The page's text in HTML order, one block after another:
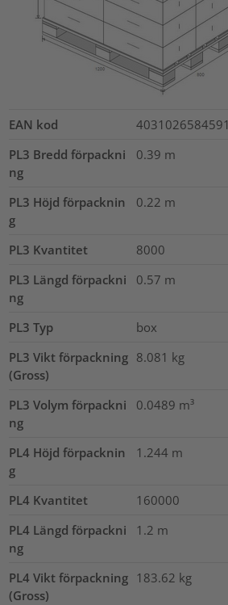
EAN kod
4031026584591
PL3 Bredd förpackni
ng
0.39 m
PL3 Höjd förpacknin
g
0.22 m
PL3 Kvantitet
8000
PL3 Längd förpackni
ng
0.57 m
PL3 Typ
box
PL3 Vikt förpackning
(Gross)
8.081 kg
PL3 Volym förpackni
ng
0.0489 m³
PL4 Höjd förpacknin
g
1.244 m
PL4 Kvantitet
160000
PL4 Längd förpackni
ng
1.2 m
PL4 Vikt förpackning
(Gross)
183.62 kg